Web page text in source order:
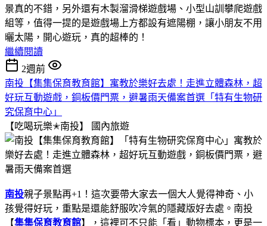
景真的不錯，另外還有木製溜滑梯遊戲場、小型山訓攀爬遊戲
組等，值得一提的是遊戲場上方都設有遮陽棚，讓小朋友不用
曬太陽，開心遊玩，真的超棒的！
繼續閱讀
2週前
南投【集集保育教育館】寓教於樂好去處！走進立體森林，超
好玩互動遊戲，銅板價門票，避暑雨天備案首選「特有生物研
究保育中心」
【吃喝玩樂✭南投】
國內旅遊
南投親子景點再+1！這次要帶大家去一個大人覺得神奇、小
孩覺得好玩，重點是還能舒服吹冷氣的隱藏版好去處。南投
【集集保育教育館】，這裡可不只能「看」動物標本，更是一